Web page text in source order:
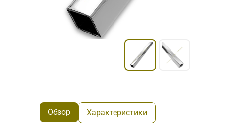
Обзор Характеристики